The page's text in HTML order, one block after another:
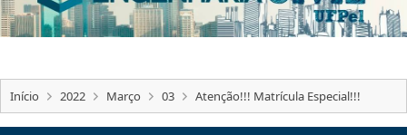
EDITAIS
Início 2022 Março 03 Atenção!!! Matrícula Especial!!!